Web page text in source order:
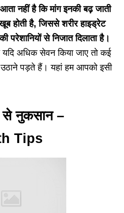
नहीं है कि मांग इनकी बढ़ जाती
होती है, जिससे शरीर हाइड्रेट
परेशानियों से निजात दिलाता है।
अधिक सेवन किया जाए तो कई
पड़ते हैं। यहां हम आपको इसी
नुकसान –
Tips